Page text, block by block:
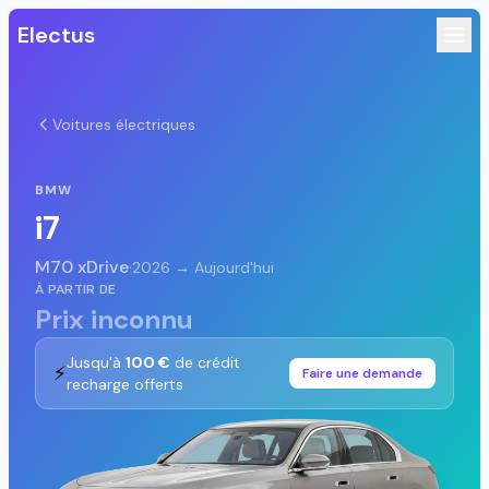
Electus
Voitures électriques
BMW
i7
M70 xDrive·2026 → Aujourd'hui
À PARTIR DE
Prix inconnu
⚡Jusqu'à 100 € de crédit
recharge offerts
Faire une demande